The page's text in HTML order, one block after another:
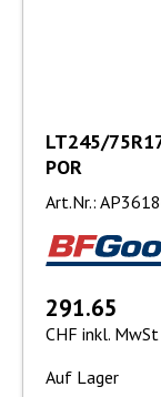
LT245/
POR
Art.Nr.:
291.65
CHF inkl. MwSt
Auf Lager